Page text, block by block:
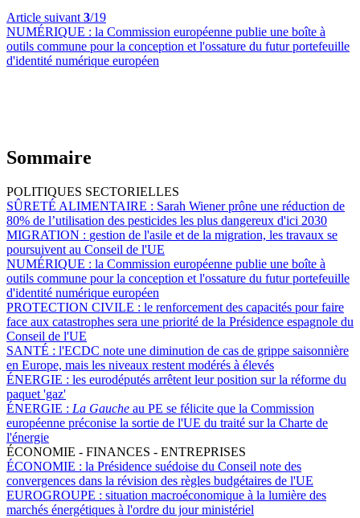
Article suivant 3/19
NUMÉRIQUE : la Commission européenne publie une boîte à
outils commune pour la conception et l'ossature du futur portefeuille
d'identité numérique européen
Sommaire
POLITIQUES SECTORIELLES
SÛRETÉ ALIMENTAIRE : Sarah Wiener prône une réduction de
80% de l’utilisation des pesticides les plus dangereux d'ici 2030
MIGRATION : gestion de l'asile et de la migration, les travaux se
poursuivent au Conseil de l'UE
NUMÉRIQUE : la Commission européenne publie une boîte à
outils commune pour la conception et l'ossature du futur portefeuille
d'identité numérique européen
PROTECTION CIVILE : le renforcement des capacités pour faire
face aux catastrophes sera une priorité de la Présidence espagnole du
Conseil de l'UE
SANTÉ : l'ECDC note une diminution de cas de grippe saisonnière
en Europe, mais les niveaux restent modérés à élevés
ÉNERGIE : les eurodéputés arrêtent leur position sur la réforme du
paquet 'gaz'
ÉNERGIE : La Gauche au PE se félicite que la Commission
européenne préconise la sortie de l'UE du traité sur la Charte de
l'énergie
ÉCONOMIE - FINANCES - ENTREPRISES
ÉCONOMIE : la Présidence suédoise du Conseil note des
convergences dans la révision des règles budgétaires de l'UE
EUROGROUPE : situation macroéconomique à la lumière des
marchés énergétiques à l'ordre du jour ministériel